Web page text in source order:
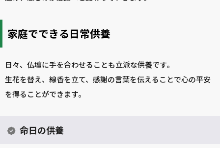
家庭でできる日常供養
日々、仏壇に手を合わせることも立派な供養です。
生花を替え、線香を立て、感謝の言葉を伝えることで心の平安
を得ることができます。
命日の供養